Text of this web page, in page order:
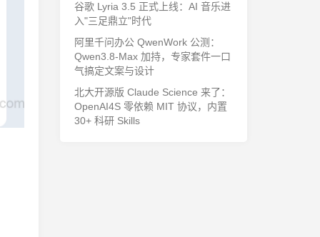
谷歌 Lyria 3.5 正式上线：AI 音乐进
入"三足鼎立"时代
阿里千问办公 QwenWork 公测：
Qwen3.8-Max 加持，专家套件一口
气搞定文案与设计
北大开源版 Claude Science 来了：
OpenAI4S 零依赖 MIT 协议，内置
30+ 科研 Skills